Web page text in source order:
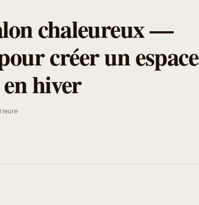
chaleureux —
créer un espace
hiver